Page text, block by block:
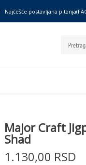
Najčešće postavljana
Major Craft
Shad
1.130,00 RSD